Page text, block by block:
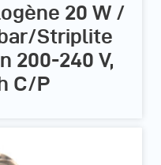
20 W /
Striplite
200-240 V,
C/P